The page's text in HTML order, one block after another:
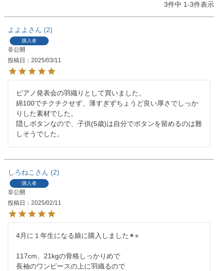
3件中 1-3件表示
よよよ 2
購入者
非公開
投稿日
2025/03/11
ピアノ発表会の羽織りとして買いました。
綿100でチクチクせず、薄すぎずちょうど良い厚さでしっか
りした素材でした。
隠しボタンなので、子供(5歳)は自分でボタンを留めるのは難
しそうでした。
しろねこ 2
購入者
非公開
投稿日
2025/02/11
4月に１年生になる娘に購入しました✴︎⭐︎
117cm、21kgの骨格しっかりめで
長袖のワンピースの上に羽織るので